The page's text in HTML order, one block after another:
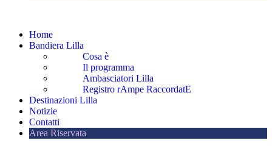
Home
Bandiera Lilla
Cosa è
Il programma
Ambasciatori Lilla
Registro rAmpe RaccordatE
Destinazioni Lilla
Notizie
Contatti
Area Riservata